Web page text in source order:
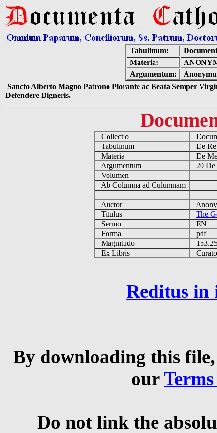
Tabulinum:
Materia:
Argumentum:
Sancto Alberto Magno Patrono Plorante ac Beata Semper
Defendere Digneris.
Collectio
Tabulinum
De
Materia
De
Argumentum
20
Volumen
Ab Columna ad Culumnam
Auctor
Titulus
The
Sermo
EN
Forma
pdf
Magnitudo
Ex Libris
Reditus in
By downloading this
our
Do not link the